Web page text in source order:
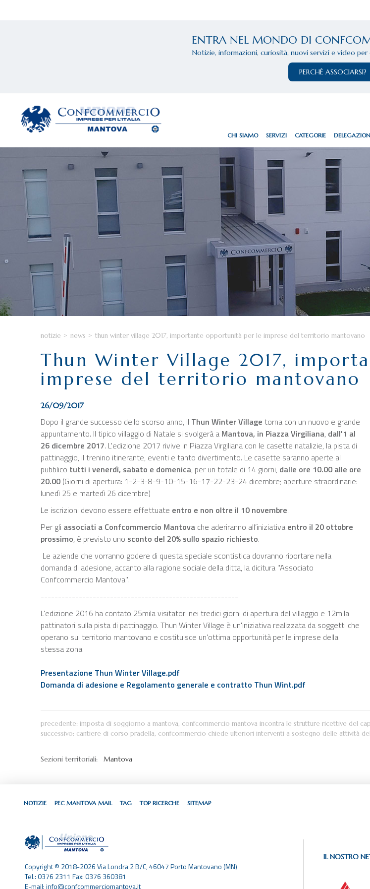
ENTRA NEL MONDO DI
Notizie, informazioni, curiosità, nuovi servizi e video
PERCHÈ ASSOCIARSI?
CHI SIAMO SERVIZI CATEGORIE
notizie > news > thun winter village 2017, importante opportunità per le imprese del territorio mantovano
Thun Winter Village 2017,
imprese del territorio mantovano
26/09/2017
Dopo il grande successo dello scorso anno, il Thun Winter Village torna con un nuovo e grande
appuntamento. Il tipico villaggio di Natale si svolgerà a Mantova, in Piazza Virgiliana, dall'1 al
26 dicembre 2017. L'edizione 2017 rivive in Piazza Virgiliana con le casette natalizie, la pista di
pattinaggio, il trenino itinerante, eventi e tanto divertimento. Le casette saranno aperte al
pubblico tutti i venerdì, sabato e domenica, per un totale di 14 giorni, dalle ore 10.00 alle ore
20.00 (Giorni di apertura: 1-2-3-8-9-10-15-16-17-22-23-24 dicembre; aperture straordinarie:
lunedì 25 e martedì 26 dicembre)
Le iscrizioni devono essere effettuate entro e non oltre il 10 novembre.
Per gli associati a Confcommercio Mantova che aderiranno all’iniziativa entro il 20 ottobre
prossimo, è previsto uno sconto del 20% sullo spazio richiesto.
Le aziende che vorranno godere di questa speciale scontistica dovranno riportare nella
domanda di adesione, accanto alla ragione sociale della ditta, la dicitura "Associato
Confcommercio Mantova".
---------------------------------------------------------
L'edizione 2016 ha contato 25mila visitatori nei tredici giorni di apertura del villaggio e 12mila
pattinatori sulla pista di pattinaggio. Thun Winter Village è un'iniziativa realizzata da soggetti che
operano sul territorio mantovano e costituisce un'ottima opportunità per le imprese della
stessa zona.
Presentazione Thun Winter Village.pdf
Domanda di adesione e Regolamento generale e contratto Thun Wint.pdf
precedente: imposta di soggiorno a mantova, confcommercio mantova incontra le strutture ricettive del
successivo: cantiere di corso pradella, confcommercio chiede ulteriori interventi a sostegno delle attività
Sezioni territoriali: Mantova
NOTIZIE PEC MANTOVA MAIL TAG TOP RICERCHE SITEMAP
Copyright © 2018-2026 Via Londra 2 B/C, 46047 Porto Mantovano (MN)
Tel.: 0376 2311 Fax: 0376 360381
E-mail: info@confcommerciomantova.it
IL NOSTRO